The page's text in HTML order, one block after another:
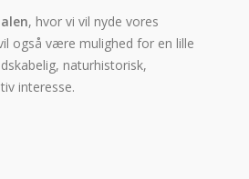
, hvor vi vil nyde vores
også være mulighed for en lille
naturhistorisk,
interesse.